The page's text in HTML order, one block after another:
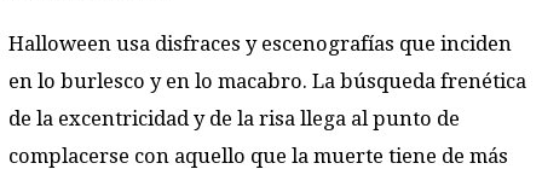
Halloween usa disfraces y escenografías que inciden
en lo burlesco y en lo macabro. La búsqueda frenética
de la excentricidad y de la risa llega al punto de
complacerse con aquello que la muerte tiene de más